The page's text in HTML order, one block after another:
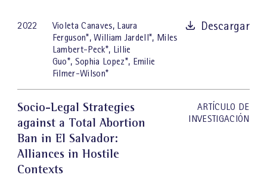
2022 Violeta Canaves, Laura
Ferguson*, William Jardell*, Miles
Lambert-Peck*, Lillie
Guo*, Sophia Lopez*, Emilie
Filmer-Wilson*
Descargar
Socio-Legal Strategies
against a Total Abortion
Ban in El Salvador:
Alliances in Hostile
Contexts
ARTÍCULO DE
INVESTIGACIÓN